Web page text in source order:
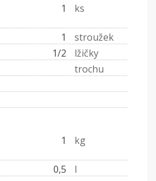
1
ks
1
stroužek
1/2
lžičky
trochu
1
kg
0,5
l